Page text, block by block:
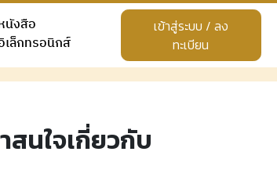
นังสือ
เล็กทรอนิกส์
เข้าสู่ระบบ / ลง
ทะเบียน
นใจเกี่ยวกับ